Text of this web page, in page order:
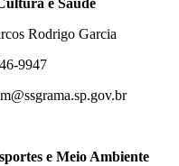
e Saúde
Rodrigo Garcia
9947
e Meio Ambiente